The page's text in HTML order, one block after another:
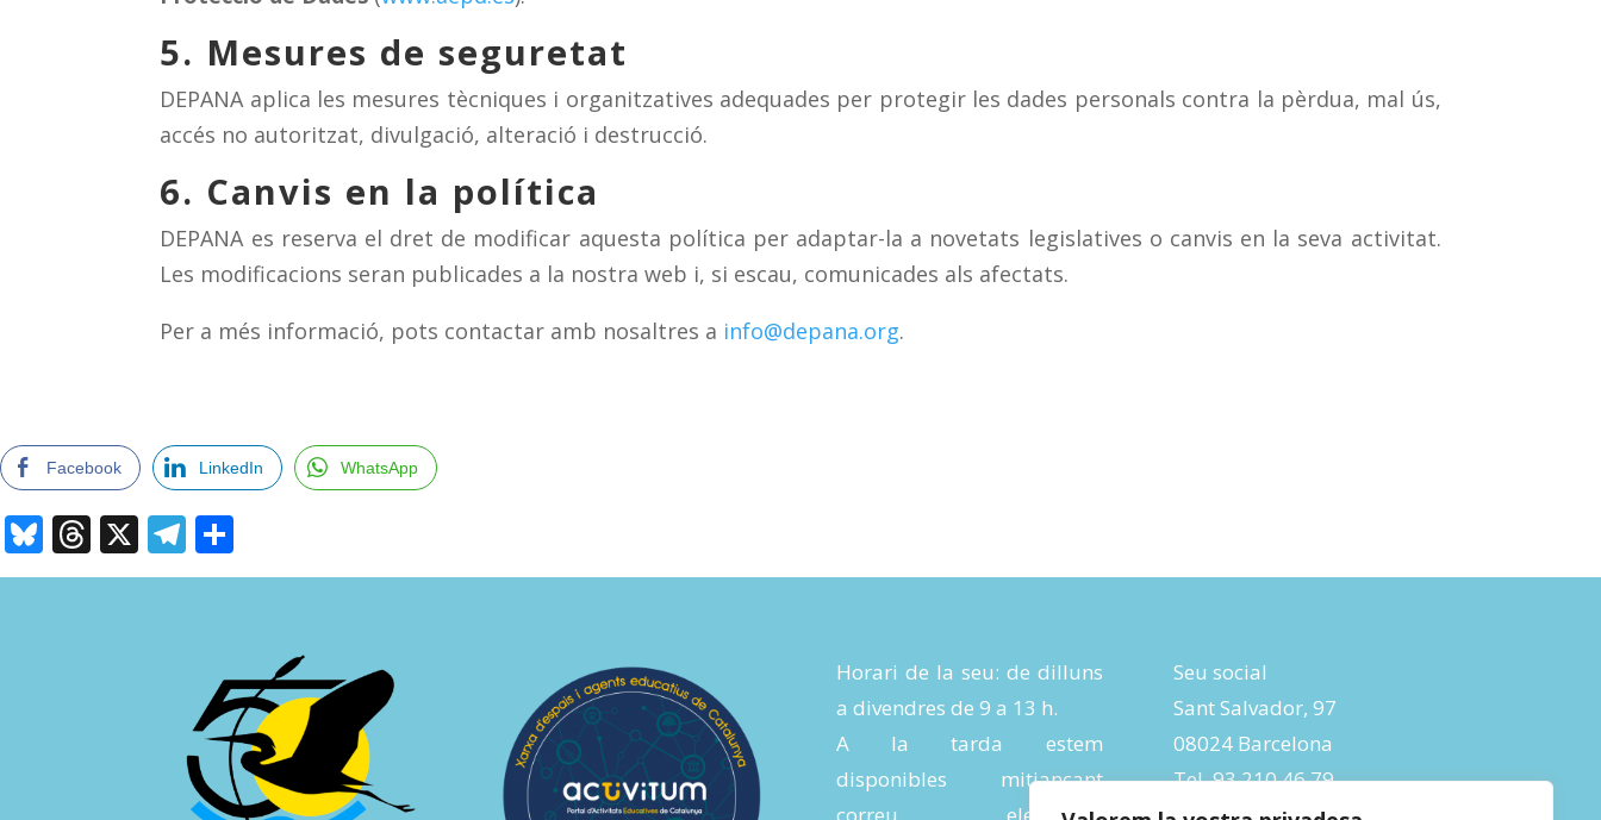
5. Mesures de seguretat
DEPANA aplica les mesures tècniques i organitzatives adequades per protegir les dades personals contra la pèrdua, mal ús,
accés no autoritzat, divulgació, alteració i destrucció.
6. Canvis en la política
DEPANA es reserva el dret de modificar aquesta política per adaptar-la a novetats legislatives o canvis en la seva activitat.
Les modificacions seran publicades a la nostra web i, si escau, comunicades als afectats.
Per a més informació, pots contactar amb nosaltres a info@depana.org.
Facebook LinkedIn WhatsApp
Bluesky
Threads
X Telegram
Horari de la seu: de dilluns
a divendres de 9 a 13 h.
A la tarda estem
disponibles mitjançant
correu electrònic:
Seu social
Sant Salvador, 97
08024 Barcelona
Tel. 93 210 46 79
Fax 93 285 04 26